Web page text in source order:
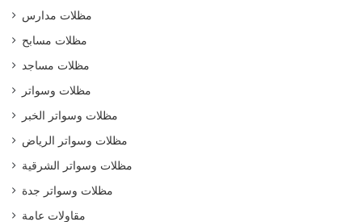
مظلات مدارس
مظلات مسابح
مظلات مساجد
مظلات وسواتر
مظلات وسواتر الخبر
مظلات وسواتر الرياض
مظلات وسواتر الشرقية
مظلات وسواتر جدة
مقاولات عامة